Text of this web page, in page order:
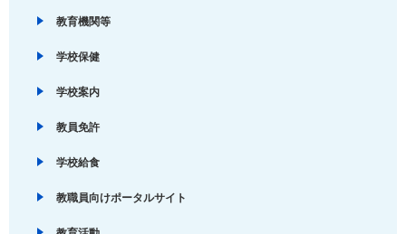
教育機関等
学校保健
学校案内
教員免許
学校給食
教職員向けポータルサイト